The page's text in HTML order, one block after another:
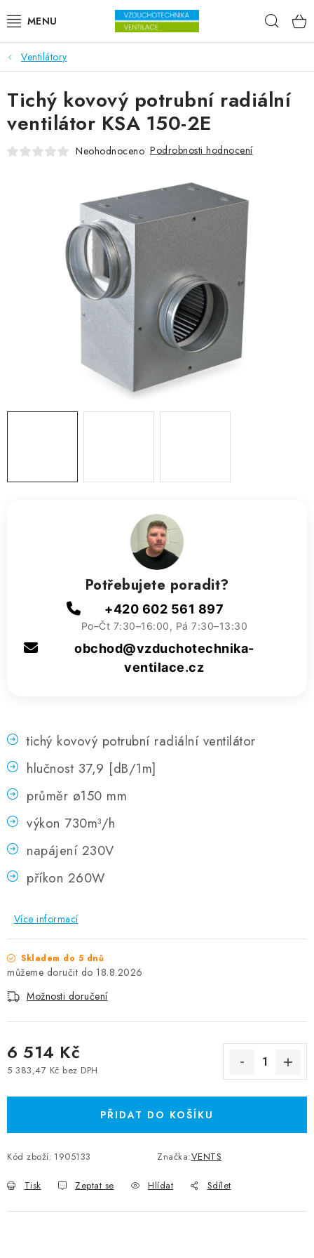
VENTILÁTORY
VZDUCHOTECHNIKA
REKUPERACE
ÚPRAVA VZDUCHU
ODVLHČOVAČE
ZVLHČOVAČE VZDUCHU PRŮMYSLOVÉ
NAHŘÍVACÍ POLŠTÁŘEK S LÁVOVÝM PÍSKEM
Ventilátory
tichý kovový potrubní radiální ventilátor
hlučnost 37,9 [dB/1m]
průměr ø150 mm
výkon 730m³/h
napájení 230V
příkon 260W
Více informací
Skladem do 5 dnů
18.8.2026
Možnosti doručení
6 514 Kč
5 383,47 Kč bez DPH
PŘIDAT DO KOŠÍKU
Kód zboží: 1905133 Značka:VENTS
Tisk Zeptat se Hlídat Sdílet
Tichý kovový potrubní radiální
ventilátor KSA 150-2E
Neohodnoceno Podrobnosti hodnocení
Potřebujete poradit?
+420 602 561 897
Po–Čt 7:30–16:00, Pá 7:30–13:30
obchod@vzduchotechnika-
ventilace.cz